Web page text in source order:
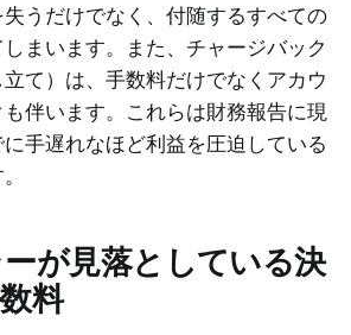
うだけでなく、付随するすべての
まいます。また、チャージバック
立て）は、手数料だけでなくアカウ
伴います。これらは財務報告に現
手遅れなほど利益を圧迫している
が見落としている決
料